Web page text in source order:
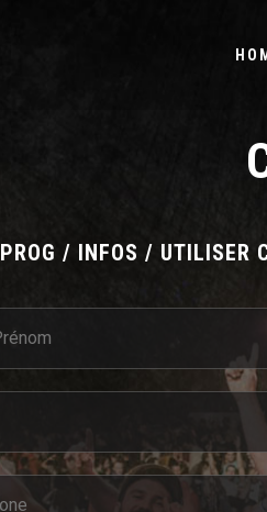
PROG / INFOS / UTILISER